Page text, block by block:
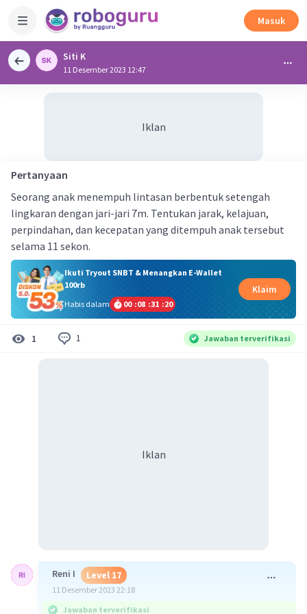
Masuk
Siti K
11 Desember 2023 12:47
Iklan
Pertanyaan
Seorang anak menempuh lintasan berbentuk setengah
lingkaran dengan jari-jari 7m. Tentukan jarak, kelajuan,
perpindahan, dan kecepatan yang ditempuh anak tersebut
selama 11 sekon.
Ikuti Tryout SNBT & Menangkan E-Wallet
100rb
Habis dalam
00 :08 :31 :19
Klaim
1 1 Jawaban terverifikasi
Iklan
Reni I Level 17
11 Desember 2023 22:18
Jawaban terverifikasi